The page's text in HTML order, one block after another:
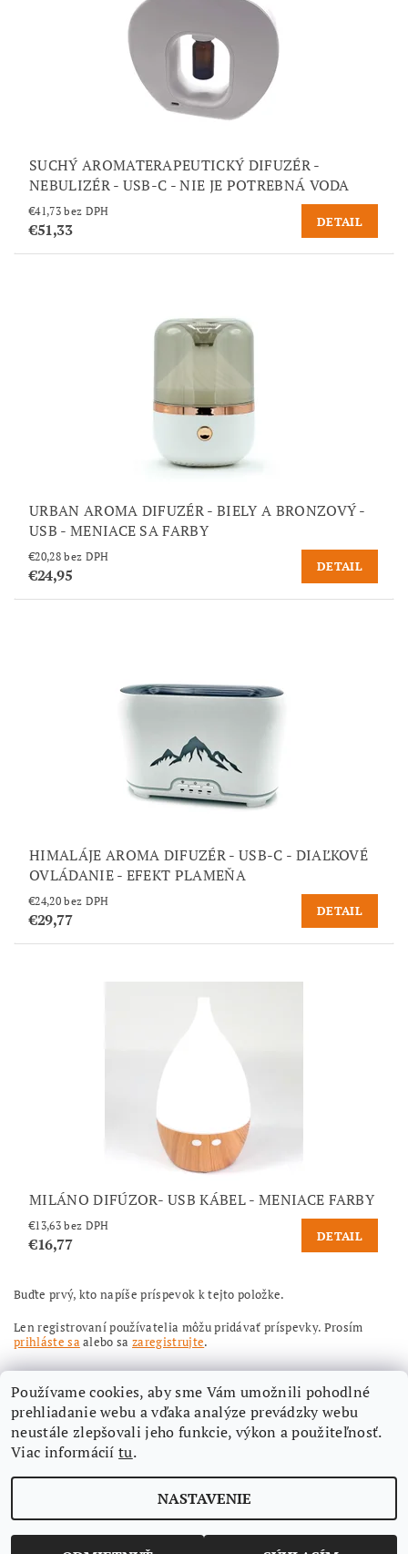
SUCHÝ AROMATERAPEUTICKÝ DIFUZÉR -
NEBULIZÉR - USB-C - NIE JE POTREBNÁ VODA
€41,73 bez DPH
€51,33 DETAIL
URBAN AROMA DIFUZÉR - BIELY A BRONZOVÝ -
USB - MENIACE SA FARBY
€20,28 bez DPH
€24,95 DETAIL
HIMALÁJE AROMA DIFUZÉR - USB-C - DIAĽKOVÉ
OVLÁDANIE - EFEKT PLAMEŇA
€24,20 bez DPH
€29,77 DETAIL
MILÁNO DIFÚZOR- USB KÁBEL - MENIACE FARBY
€13,63 bez DPH
€16,77 DETAIL
Buďte prvý, kto napíše príspevok k tejto položke.
Len registrovaní používatelia môžu pridávať príspevky. Prosím
prihláste saalebo sazaregistrujte.
Nájdete nás aj na Facebooku
2026 ©Aimi-eshop, všetky práva vyhradenéUpraviť nastavenie cookies
Používame cookies, aby sme Vám umožnili pohodlné
prehliadanie webu a vďaka analýze prevádzky webu
neustále zlepšovali jeho funkcie, výkon a použiteľnosť.
Viac informáciítu.
NASTAVENIE